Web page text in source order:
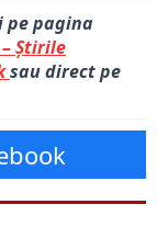
pe pagina
Știrile
sau direct pe